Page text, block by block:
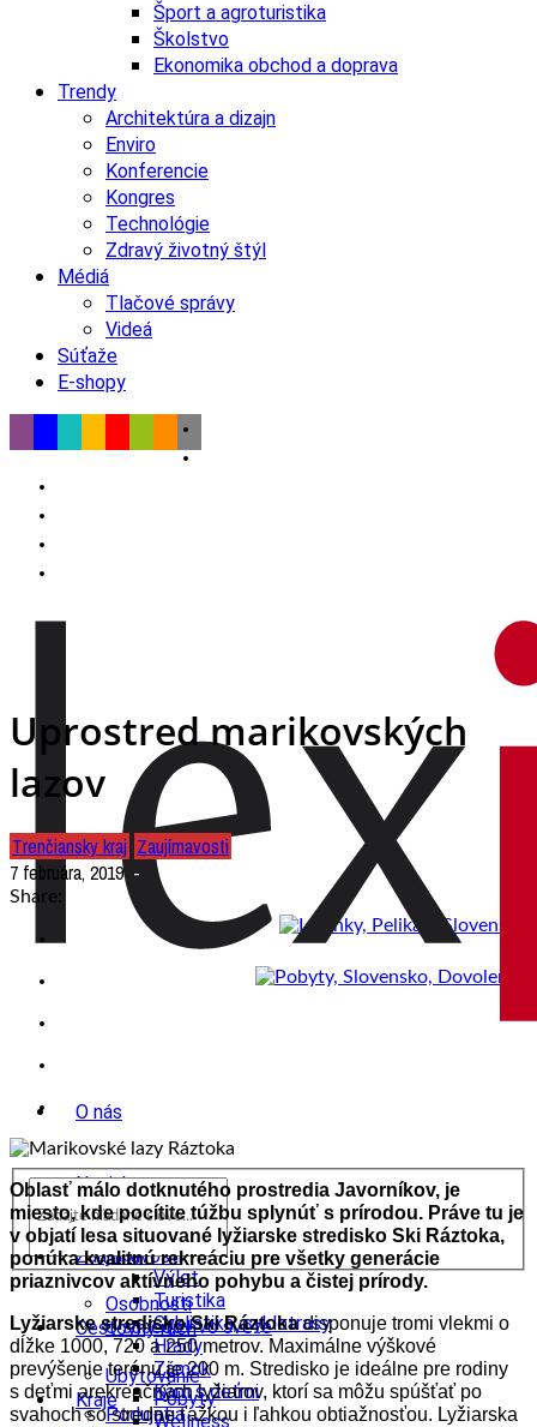
Šport a agroturistika
Školstvo
Ekonomika obchod a doprava
Trendy
Architektúra a dizajn
Enviro
Konferencie
Kongres
Technológie
Zdravý životný štýl
Médiá
Tlačové správy
Videá
Súťaže
E-shopy
O nás
Novinky
wow
Tipy
Výlet
Turistika
Cyklistika, cyklotrasy
Hrady
Zámok
Kam s deťmi
Podujatia
Zaujímavosti
Osobnosti
U susedov vo svete
Cestovný ruch
Ubytovanie
Pobyty
Wellness
Kraje
Uprostred marikovských
lazov
Trenčiansky kraj Zaujímavosti
7 februára, 2019
Share:
Oblasť málo dotknutého prostredia Javorníkov, je
miesto, kde pocítite túžbu splynúť s prírodou. Práve tu je
v objatí lesa situované lyžiarske stredisko Ski Ráztoka,
ponúka kvalitnú rekreáciu pre všetky generácie
priaznivcov aktívneho pohybu a čistej prírody.
Lyžiarske stredisko Ski Ráztokadisponuje tromi vlekmi o
dĺžke 1000, 720 a 250 metrov. Maximálne výškové
prevýšenie terénu je 200 m. Stredisko je ideálne pre rodiny
s deťmi arekreačných lyžiarov, ktorí sa môžu spúšťať po
svahoch so stredne ťažkou i ľahkou obtiažnosťou. Lyžiarska